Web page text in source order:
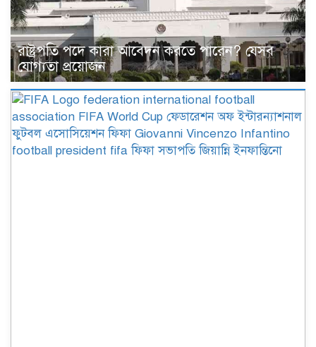
রাষ্ট্রপতি পদে কারা আবেদন করতে পারেন? যেসব
যোগ্যতা প্রয়োজন